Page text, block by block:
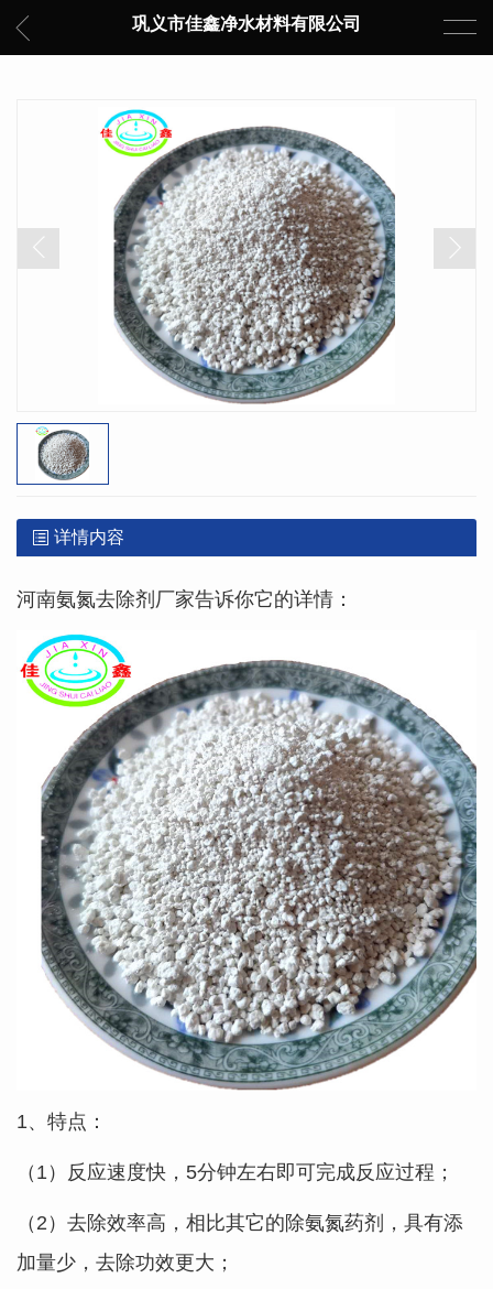
巩义市佳鑫净水材料有限公司
详情内容
河南氨氮去除剂 厂家告诉你它的详情：
1、特点：
（1）反应速度快，5分钟左右即可完成反应过程；
（2）去除效率高，相比其它的除氨氮药剂，具有添
加量少，去除功效更大；